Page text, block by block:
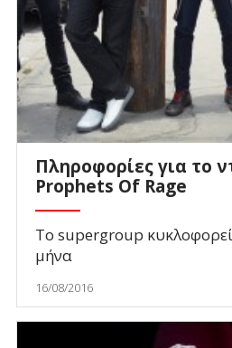
Πληροφορίες για το
Prophets Of Rage
Το supergroup κυκλοφορεί
μήνα
16/08/2016